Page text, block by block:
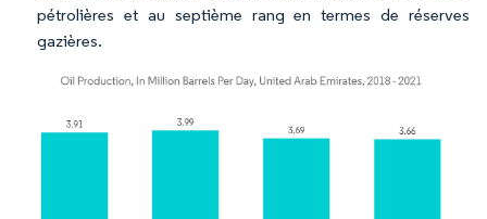
pétrolières et au septième rang en termes de réserves
gazières.